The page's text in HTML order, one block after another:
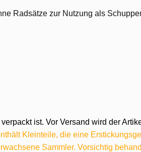
Radsätze zur Nutzung als
ist. Vor Versand wird der
Kleinteile, die eine
Sammler. Vorsichtig